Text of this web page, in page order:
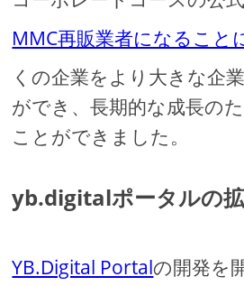
MMC再販業者になること
くの企業をより大きな企
ができ、長期的な成長の
ことができました。
yb.digitalポータルの拡
YB.Digital Portalの開発を